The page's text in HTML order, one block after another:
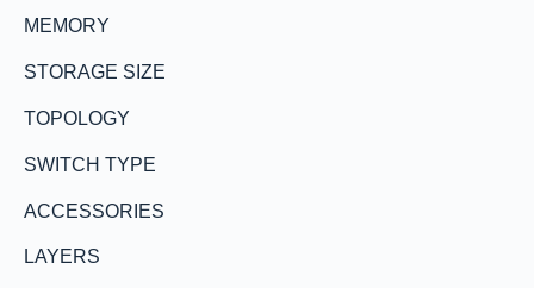
MEMORY
STORAGE SIZE
TOPOLOGY
SWITCH TYPE
ACCESSORIES
LAYERS